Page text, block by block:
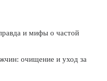
и мифы о частой
очищение и уход за